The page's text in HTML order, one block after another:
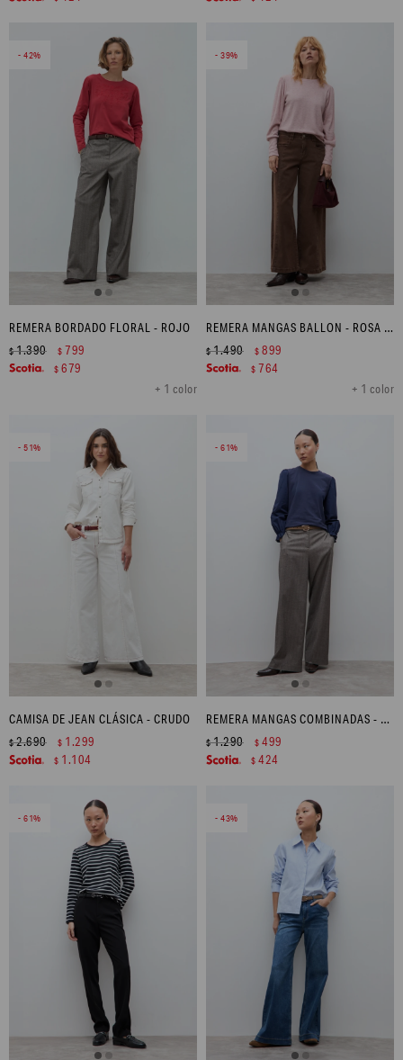
42
REMERA BORDADO FLORAL - ROJO
+ 1 color
$1.390 $ 799
$ 679
39
REMERA MANGAS BALLON - ROSA MELANGE
+ 1 color
$1.490 $ 899
$ 764
51
CAMISA DE JEAN CLÁSICA - CRUDO
$2.690 $ 1.299
$ 1.104
61
REMERA MANGAS COMBINADAS - AZUL MARINO
$1.290 $ 499
$ 424
61 43